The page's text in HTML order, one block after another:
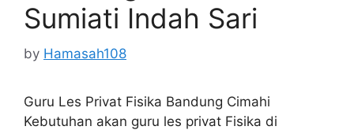
Sumiati Indah Sari
by Hamasah108
Guru Les Privat Fisika Bandung Cimahi
Kebutuhan akan guru les privat Fisika di